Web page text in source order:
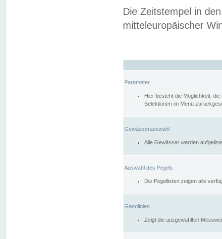
Die Zeitstempel in
mitteleuropäischer
Parameter
Hier besteht die Möglichkeit,
Selektionen im Menü
Gewässerauswahl
Alle Gewässer werden
Auswahl des Pegels
Die Pegellisten zeigen alle
Ganglinien
Zeigt die ausgewählten